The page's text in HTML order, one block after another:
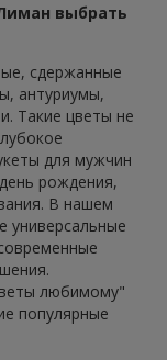
выбрать
сдержанные
антуриумы,
Такие цветы не
для мужчин
рождения,
В нашем
универсальные
любимому"
популярные